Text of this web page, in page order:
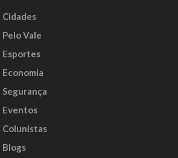
Cidades
Pelo Vale
Esportes
Economia
Segurança
Eventos
Colunistas
Blogs